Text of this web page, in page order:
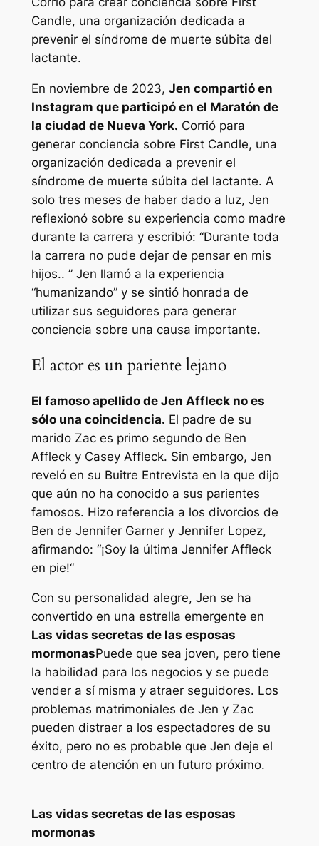
Candle, una organización dedicada a
prevenir el síndrome de muerte súbita del
lactante.
En noviembre de 2023, Jen compartió en
Instagram que participó en el Maratón de
la ciudad de Nueva York. Corrió para
generar conciencia sobre First Candle, una
organización dedicada a prevenir el
síndrome de muerte súbita del lactante. A
solo tres meses de haber dado a luz, Jen
reflexionó sobre su experiencia como madre
durante la carrera y escribió: “Durante toda
la carrera no pude dejar de pensar en mis
hijos.. ” Jen llamó a la experiencia
“humanizando” y se sintió honrada de
utilizar sus seguidores para generar
conciencia sobre una causa importante.
El actor es un pariente lejano
El famoso apellido de Jen Affleck no es
sólo una coincidencia. El padre de su
marido Zac es primo segundo de Ben
Affleck y Casey Affleck. Sin embargo, Jen
reveló en su Buitre Entrevista en la que dijo
que aún no ha conocido a sus parientes
famosos. Hizo referencia a los divorcios de
Ben de Jennifer Garner y Jennifer Lopez,
afirmando: “¡Soy la última Jennifer Affleck
en pie!“
Con su personalidad alegre, Jen se ha
convertido en una estrella emergente en
Las vidas secretas de las esposas
mormonasPuede que sea joven, pero tiene
la habilidad para los negocios y se puede
vender a sí misma y atraer seguidores. Los
problemas matrimoniales de Jen y Zac
pueden distraer a los espectadores de su
éxito, pero no es probable que Jen deje el
centro de atención en un futuro próximo.
Las vidas secretas de las esposas
mormonas